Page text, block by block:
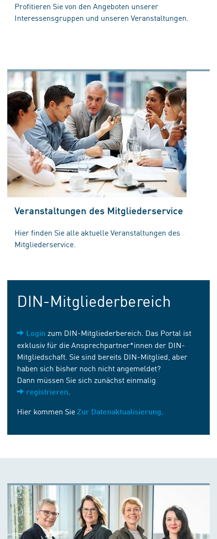
Profitieren Sie von den Angeboten unserer
Interessensgruppen und unseren Veranstaltungen.
Veranstaltungen des Mitgliederservice
Hier finden Sie alle aktuelle Veranstaltungen des
Mitgliederservice.
DIN-Mitgliederbereich
Login zum DIN-Mitgliederbereich. Das Portal ist
exklusiv für die Ansprechpartner*innen der DIN-
Mitgliedschaft. Sie sind bereits DIN-Mitglied, aber
haben sich bisher noch nicht angemeldet?
Dann müssen Sie sich zunächst einmalig
registrieren
Hier kommen Sie Zur Datenaktualisierung.